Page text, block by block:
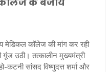
के बजाय
कॉलेज की मांग कर रही
उठी। तत्कालीन मुख्यमंत्री
कटनी सांसद विष्णुदत्त शर्मा और